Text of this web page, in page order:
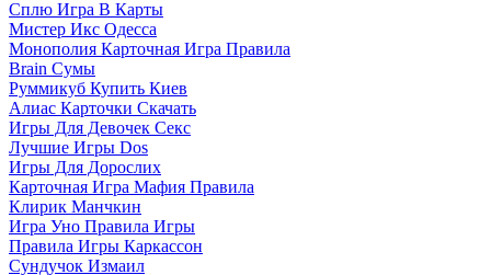
Сплю Игра В Карты
Мистер Икс Одесса
Монополия Карточная Игра Правила
Brain Сумы
Руммикуб Купить Киев
Алиас Карточки Скачать
Игры Для Девочек Секс
Лучшие Игры Dos
Игры Для Дорослих
Карточная Игра Мафия Правила
Клирик Манчкин
Игра Уно Правила Игры
Правила Игры Каркассон
Сундучок Измаил